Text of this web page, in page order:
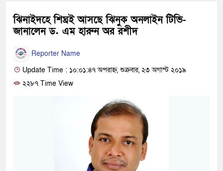
ঝিনাইদহে শিঘ্রই আসছে ঝিনুক অনলাইন টিভি-
জানালেন ড. এম হারুন অর রশীদ
Reporter Name
Update Time : ১০:০১:৪৭ অপরাহ্ন, শুক্রবার, ২৩ অগাস্ট ২০১৯
২২৮৭ Time View